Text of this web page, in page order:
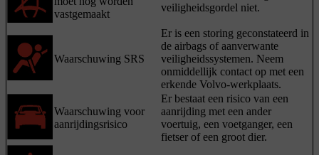
vastgemaakt
veiligheidsgordel niet.
Waarschuwing SRS
Er is een storing geconstateerd in
de airbags of aanverwante
veiligheidssystemen. Neem
onmiddellijk contact op met een
erkende Volvo-werkplaats.
Waarschuwing voor
aanrijdingsrisico
Er bestaat een risico van een
aanrijding met een ander
voertuig, een voetganger, een
fietser of een groot dier.